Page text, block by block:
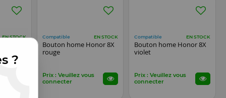
EN STOCK Compatible EN STOCK
Bouton home Honor 8X
rouge
Prix : Veuillez vous
connecter
Compatible EN STOCK
Bouton home Honor 8X
violet
Prix : Veuillez vous
connecter
?